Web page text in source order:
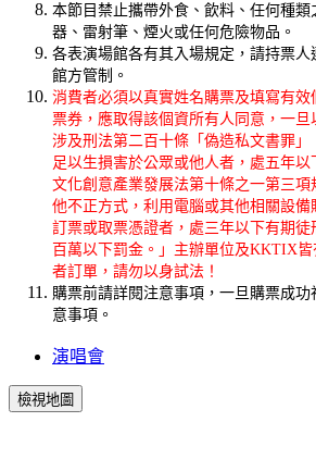
本節目禁止攜帶外食、飲料、任何種
器、雷射筆、煙火或任何危險物品。
各表演場館各有其入場規定，請持票
館方管制。
消費者必須以真實姓名購票及填寫有
票券，應取得該個資所有人同意，一
涉及刑法第二百十條「偽造私文書罪」
足以生損害於公眾或他人者，處五年
文化創意產業發展法第十條之一第三
他不正方式，利用電腦或其他相關設
訂票或取票憑證者，處三年以下有期
百萬以下罰金。」主辦單位及KKTIX
者訂單，請勿以身試法！
購票前請詳閱注意事項，一旦購票成
意事項。
演唱會
檢視地圖